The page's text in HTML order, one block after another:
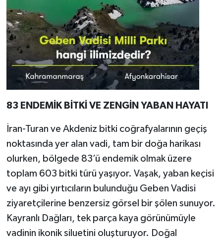
83 ENDEMİK BİTKİ VE ZENGİN YABAN HAYATI
İran-Turan ve Akdeniz bitki coğrafyalarının geçiş
noktasında yer alan vadi, tam bir doğa harikası
olurken, bölgede 83’ü endemik olmak üzere
toplam 603 bitki türü yaşıyor. Vaşak, yaban keçisi
ve ayı gibi yırtıcıların bulunduğu Geben Vadisi
ziyaretçilerine benzersiz görsel bir şölen sunuyor.
Kayranlı Dağları, tek parça kaya görünümüyle
vadinin ikonik siluetini oluşturuyor. Doğal